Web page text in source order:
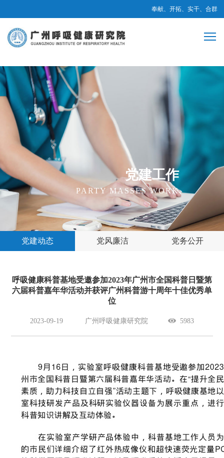
奉献、开拓、实干、合群
党建工作
PARTY MASSES WORK
党建动态 党风廉洁 党务公开
呼吸健康科普基地受邀参加2023年广州市全国科普日暨第
六届科普嘉年华活动并获评广州科普游十周年十佳优秀单
位
2023-09-19 广州呼吸健康研究院 5983